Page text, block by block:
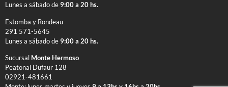
Lunes a sábado de 9:00 a 20 hs.
Estomba y Rondeau
291 571-5645
Lunes a sábado de 9:00 a 20 hs.
Sucursal Monte Hermoso
Peatonal Dufaur 128
02921-481661